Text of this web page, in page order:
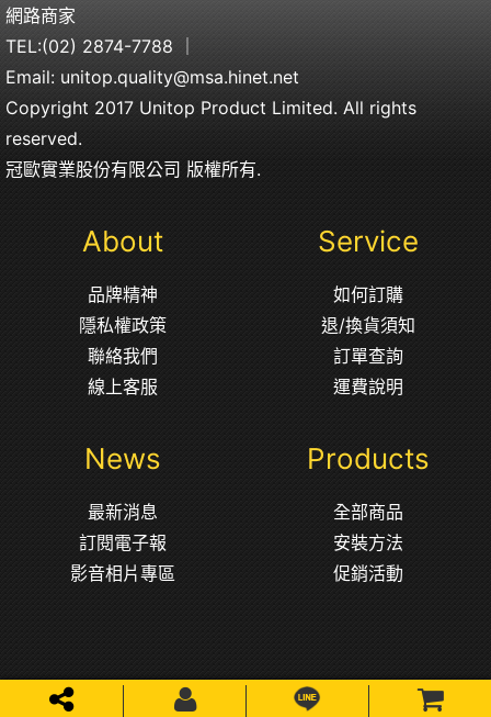
網路商家
TEL:(02) 2874-7788
Email: unitop.quality@msa.hinet.net
Copyright 2017 Unitop Product Limited. All rights
reserved.
冠歐實業股份有限公司 版權所有.
About
品牌精神
隱私權政策
聯絡我們
線上客服
Service
如何訂購
退/換貨須知
訂單查詢
運費說明
News
最新消息
訂閱電子報
影音相片專區
Products
全部商品
安裝方法
促銷活動